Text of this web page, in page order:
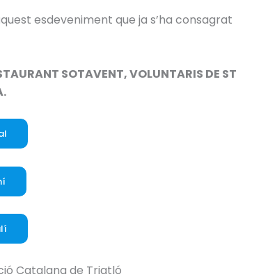
esdeveniment que ja s’ha consagrat
SOTAVENT, VOLUNTARIS DE ST
Catalana de Triatló